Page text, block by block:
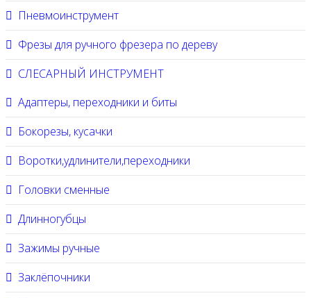
Пневмоинструмент
Фрезы для ручного фрезера по дереву
СЛЕСАРНЫЙ ИНСТРУМЕНТ
Адаптеры, переходники и биты
Бокорезы, кусачки
Воротки,удлинители,переходники
Головки сменные
Длинногубцы
Зажимы ручные
Заклёпочники